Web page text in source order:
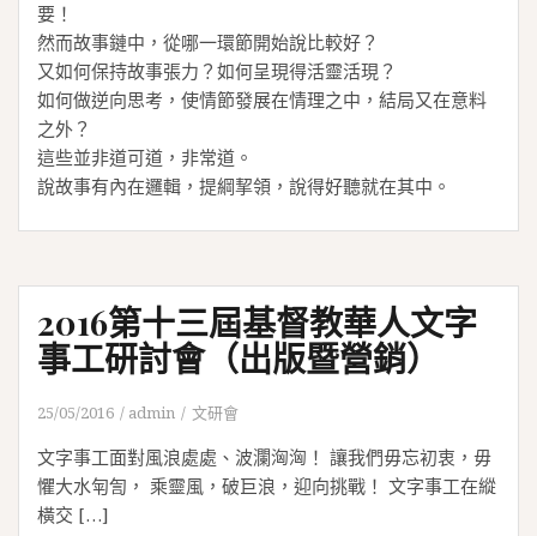
要！
然而故事鏈中，從哪一環節開始說比較好？
又如何保持故事張力？如何呈現得活靈活現？
如何做逆向思考，使情節發展在情理之中，結局又在意料
之外？
這些並非道可道，非常道。
說故事有內在邏輯，提綱挈領，說得好聽就在其中。
2016第十三屆基督教華人文字
事工研討會（出版暨營銷）
25/05/2016 admin 文研會
文字事工面對風浪處處、波瀾洶洶！ 讓我們毋忘初衷，毋
懼大水匉訇， 乘靈風，破巨浪，迎向挑戰！ 文字事工在縱
橫交 […]